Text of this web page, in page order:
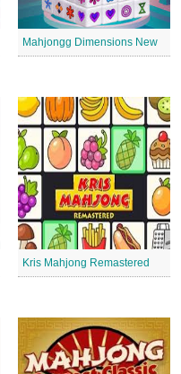
Mahjongg Dimensions New
Kris Mahjong Remastered